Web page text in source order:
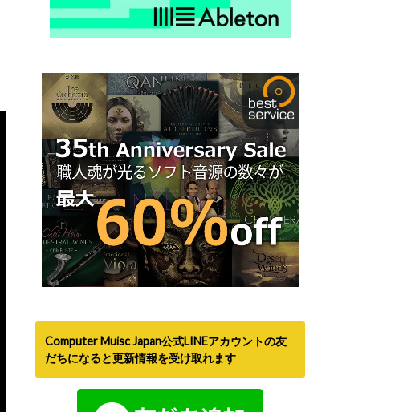
Computer Muisc Japan公式LINEアカウントの友
だちになると更新情報を受け取れます